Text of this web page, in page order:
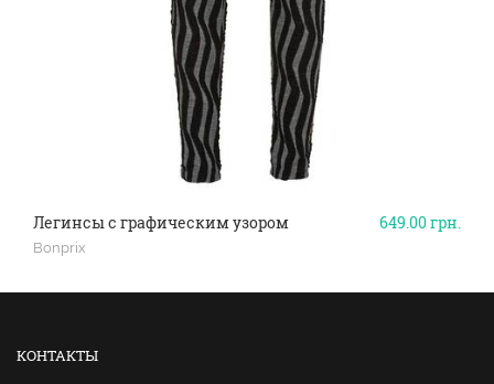
649.00грн.
Легинсы с графическим узором
Bonprix
КОНТАКТЫ